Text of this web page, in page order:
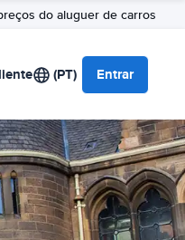
do aluguer de carros
(PT) Entrar